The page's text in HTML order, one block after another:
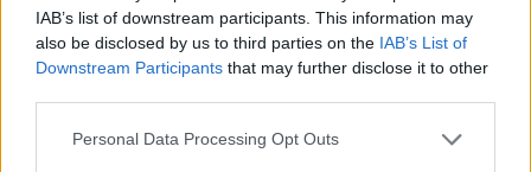
IAB’s list of downstream participants. This information may
also be disclosed by us to third parties on the IAB’s List of
Downstream Participants that may further disclose it to other
Please note that this website/app uses one or more Google
Personal Data Processing Opt Outs
window.